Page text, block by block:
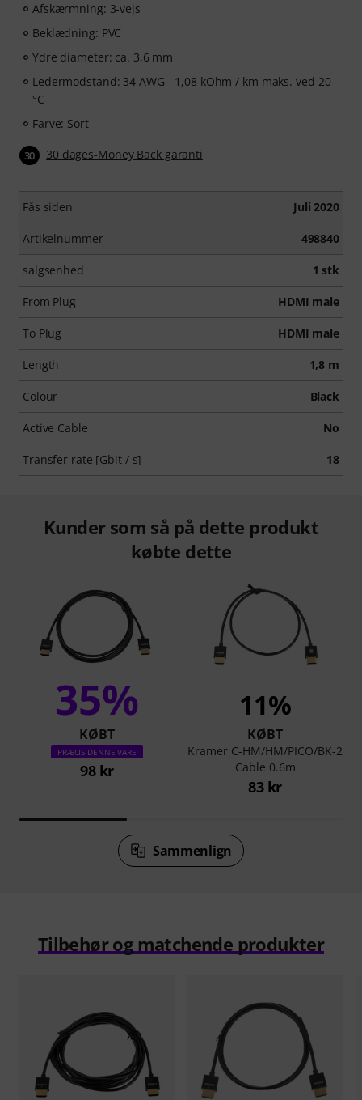
Afskærmning: 3-vejs
Beklædning: PVC
Ydre diameter: ca. 3,6 mm
Ledermodstand: 34 AWG - 1,08 kOhm / km maks. ved 20
°C
Farve: Sort
30 30 dages-Money Back garanti
Fås siden Juli 2020
Artikelnummer 498840
salgsenhed 1 stk
From Plug HDMI male
To Plug HDMI male
Length 1,8 m
Colour Black
Active Cable No
Transfer rate [Gbit / s] 18
Kunder som så på dette produkt
købte dette
35%
KØBT
PRÆCIS DENNE VARE
98 kr
11%
KØBT
Kramer C-HM/HM/PICO/BK-2
Cable 0.6m
83 kr
Sammenlign
Tilbehør og matchende produkter